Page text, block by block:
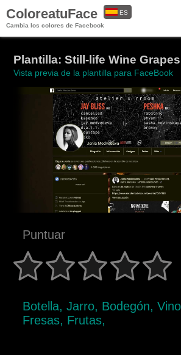
ColoreatuFace
Cambia los colores de Facebook
ES
Plantilla: Still-life Wine Grapes
Vista previa de la plantilla para FaceBook
Puntuar
Botella, Jarro, Bodegón,
Fresas, Frutas,